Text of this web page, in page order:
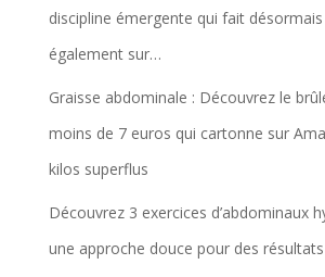
discipline émergente qui fait
également sur…
Graisse abdominale : Découvrez le
moins de 7 euros qui cartonne sur
kilos superflus
Découvrez 3 exercices d’abdominaux
une approche douce pour des